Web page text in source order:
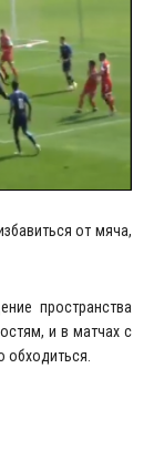
от мяча,
пространства
и в матчах с
обходиться.